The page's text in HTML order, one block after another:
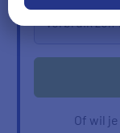
Of wil
Verbruik zelf